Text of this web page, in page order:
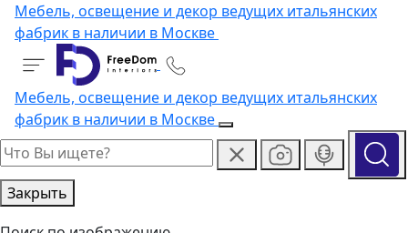
Мебель, освещение и декор ведущих итальянских
фабрик в наличии в Москве
Мебель, освещение и декор ведущих итальянских
фабрик в наличии в Москве
Закрыть